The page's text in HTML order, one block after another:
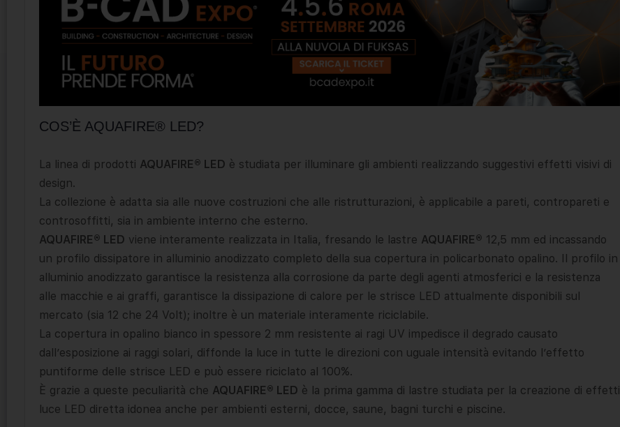
COS’È AQUAFIRE® LED?
La linea di prodotti AQUAFIRE® LED è studiata per illuminare gli ambienti realizzando suggestivi effetti visivi di
design.
La collezione è adatta sia alle nuove costruzioni che alle ristrutturazioni, è applicabile a pareti, contropareti e
controsoffitti, sia in ambiente interno che esterno.
AQUAFIRE® LED viene interamente realizzata in Italia, fresando le lastre AQUAFIRE® 12,5 mm ed incassando
un profilo dissipatore in alluminio anodizzato completo della sua copertura in policarbonato opalino. Il profilo in
alluminio anodizzato garantisce la resistenza alla corrosione da parte degli agenti atmosferici e la resistenza
alle macchie e ai graffi, garantisce la dissipazione di calore per le strisce LED attualmente disponibili sul
mercato (sia 12 che 24 Volt); inoltre è un materiale interamente riciclabile.
La copertura in opalino bianco in spessore 2 mm resistente ai ragi UV impedisce il degrado causato
dall’esposizione ai raggi solari, diffonde la luce in tutte le direzioni con uguale intensità evitando l’effetto
puntiforme delle strisce LED e può essere riciclato al 100%.
È grazie a queste peculiarità che AQUAFIRE® LED è la prima gamma di lastre studiata per la creazione di effetti
luce LED diretta idonea anche per ambienti esterni, docce, saune, bagni turchi e piscine.